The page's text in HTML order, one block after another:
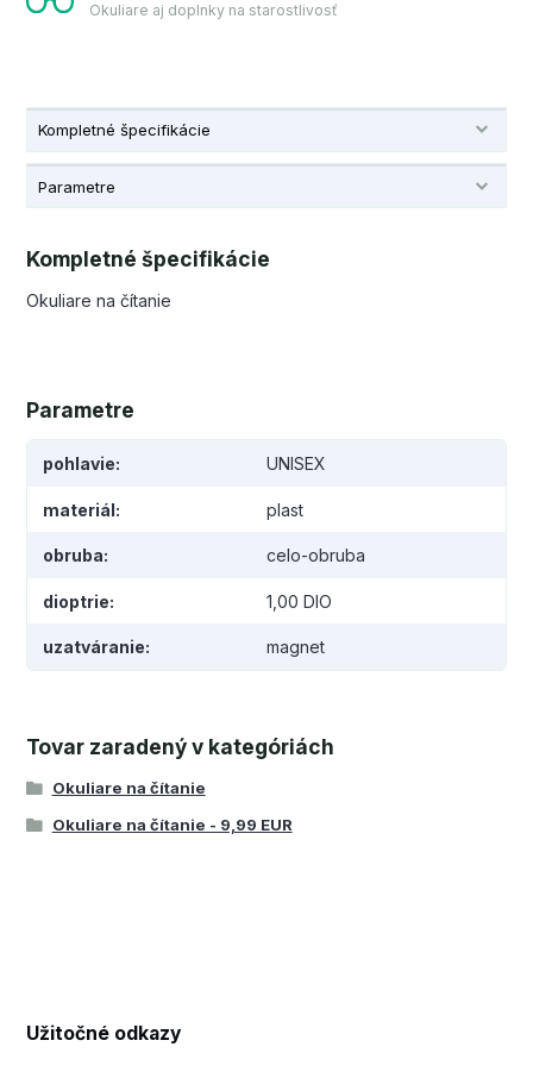
Okuliare aj doplnky na starostlivosť
Kompletné špecifikácie
Parametre
Kompletné špecifikácie
Okuliare na čítanie
Parametre
pohlavie UNISEX
materiál plast
obruba celo-obruba
dioptrie 1,00 DIO
uzatváranie magnet
Tovar zaradený v kategóriách
Okuliare na čítanie
Okuliare na čítanie - 9,99 EUR
Užitočné odkazy